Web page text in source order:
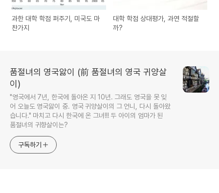
과한 대학 학점 퍼주기, 미국도 마
찬가지
대학 학점 상대평가, 과연 적절할
까?
품절녀의 영국앓이 (前 품절녀의 영국 귀양살
이)
"영국에서 7년, 한국에 돌아온 지 10년. 그래도 영국을 못 잊
어 오늘도 영국앓이 중. 영국 귀양살이의 그 언니, 다시 돌아왔
습니다." 마치고 다시 한국에 온 그녀!!! 두 아이의 엄마가 된
품절녀의 귀향살이는?
구독하기